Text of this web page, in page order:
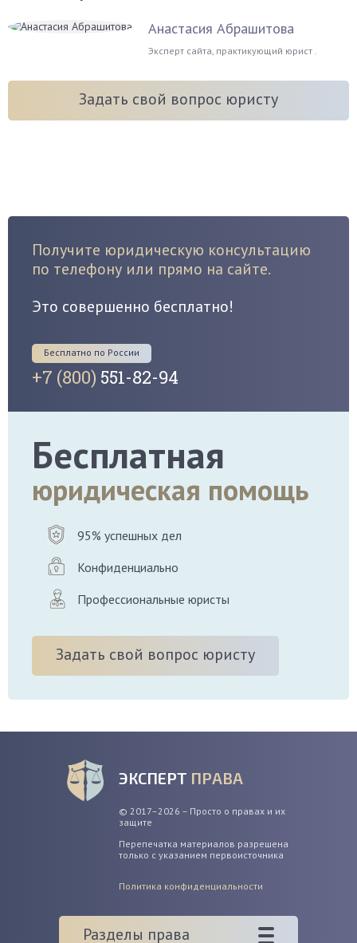
Анастасия Абрашитова
Эксперт сайта, практикующий юрист .
Задать свой вопрос юристу
Получите юридическую консультацию
по телефону или прямо на сайте.
Это совершенно бесплатно!
Бесплатно по России
+7 (800) 551-82-94
Бесплатная
юридическая помощь
95% успешных дел
Конфиденциально
Профессиональные юристы
Задать свой вопрос юристу
ЭКСПЕРТ ПРАВА
© 2017–2026 – Просто о правах и их
защите
Перепечатка материалов разрешена
только с указанием первоисточника
Политика конфиденциальности
Разделы права